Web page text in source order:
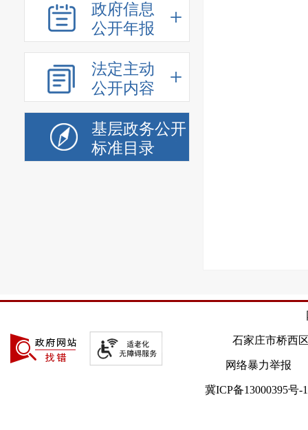
政府信息
公开年报
法定主动
公开内容
基层政务公开
标准目录